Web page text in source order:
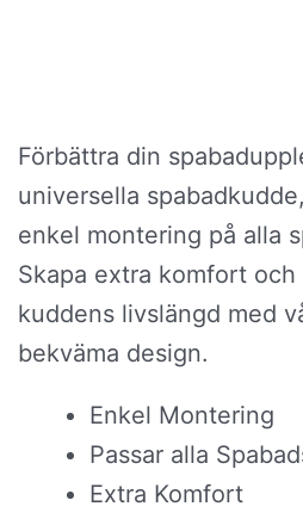
Förbättra din
universella
enkel montering på alla
Skapa extra komfort och
kuddens livslängd med
bekväma design.
Enkel Montering
Passar alla
Extra Komfort